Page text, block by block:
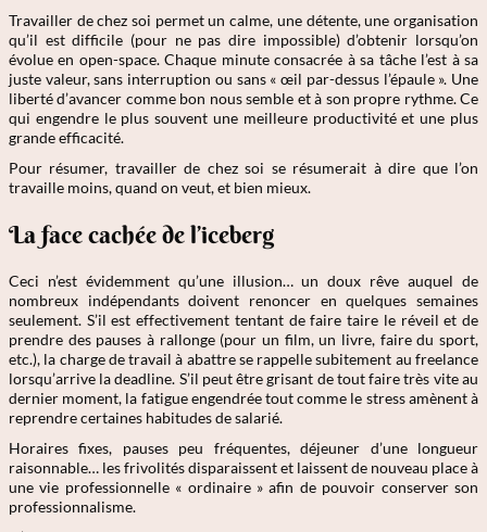
Travailler de chez soi permet un calme, une détente, une organisation
qu’il est difficile (pour ne pas dire impossible) d’obtenir lorsqu’on
évolue en open-space. Chaque minute consacrée à sa tâche l’est à sa
juste valeur, sans interruption ou sans « œil par-dessus l’épaule ». Une
liberté d’avancer comme bon nous semble et à son propre rythme. Ce
qui engendre le plus souvent une meilleure productivité et une plus
grande efficacité.
Pour résumer, travailler de chez soi se résumerait à dire que l’on
travaille moins, quand on veut, et bien mieux.
La face cachée de l’iceberg
Ceci n’est évidemment qu’une illusion… un doux rêve auquel de
nombreux indépendants doivent renoncer en quelques semaines
seulement. S’il est effectivement tentant de faire taire le réveil et de
prendre des pauses à rallonge (pour un film, un livre, faire du sport,
etc.), la charge de travail à abattre se rappelle subitement au freelance
lorsqu’arrive la deadline. S’il peut être grisant de tout faire très vite au
dernier moment, la fatigue engendrée tout comme le stress amènent à
reprendre certaines habitudes de salarié.
Horaires fixes, pauses peu fréquentes, déjeuner d’une longueur
raisonnable… les frivolités disparaissent et laissent de nouveau place à
une vie professionnelle « ordinaire » afin de pouvoir conserver son
professionnalisme.